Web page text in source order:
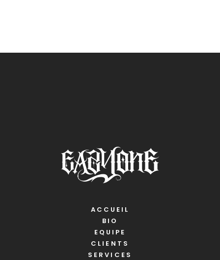
ACCUEIL
BIO
EQUIPE
CLIENTS
SERVICES